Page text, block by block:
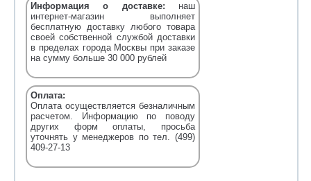
Информация о доставке: наш
интернет-магазин выполняет
бесплатную доставку любого товара
своей собственной службой доставки
в пределах города Москвы при заказе
на сумму больше 30 000 рублей
Оплата:
Оплата осуществляется безналичным
расчетом. Информацию по поводу
других форм оплаты, просьба
уточнять у менеджеров по тел. (499)
409-27-13